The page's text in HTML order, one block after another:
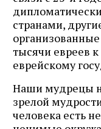
странами,
тысячи евреев к
еврейскому
Наши мудрецы
зрелой
человека есть